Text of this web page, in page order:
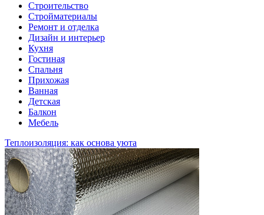
Строительство
Стройматериалы
Ремонт и отделка
Дизайн и интерьер
Кухня
Гостиная
Спальня
Прихожая
Ванная
Детская
Балкон
Мебель
Теплоизоляция: как основа уюта